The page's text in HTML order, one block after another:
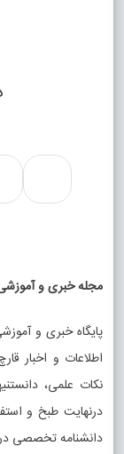
مجله خبری و
پایگاه خبری و
اطلاعات و اخبار
نکات علمی،
درنهایت طبخ و
دانشنامه تخصصی